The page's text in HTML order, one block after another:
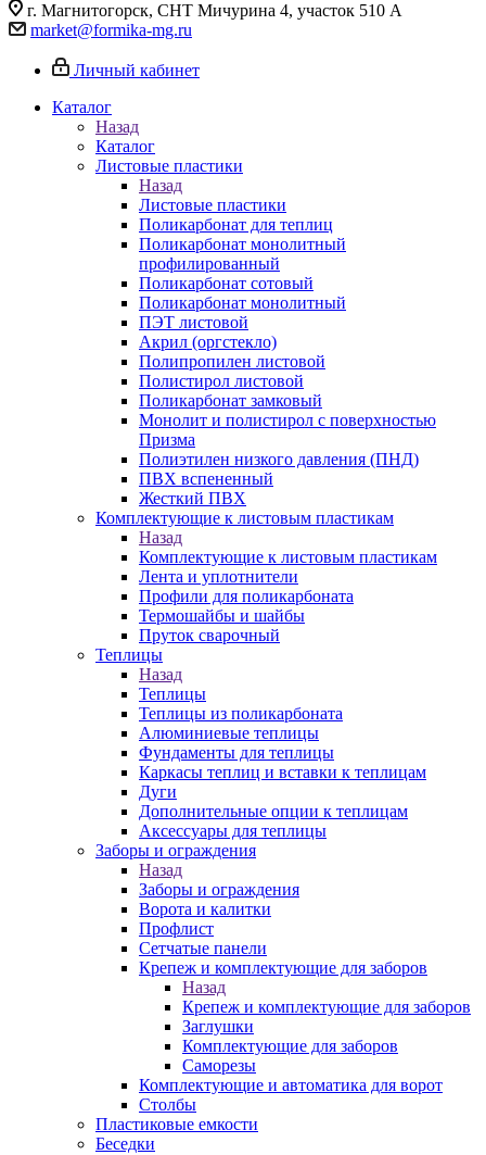
г. Магнитогорск, СНТ Мичурина 4, участок 510 А
market@formika-mg.ru
Личный кабинет
Каталог
Назад
Каталог
Листовые пластики
Назад
Листовые пластики
Поликарбонат для теплиц
Поликарбонат монолитный
профилированный
Поликарбонат сотовый
Поликарбонат монолитный
ПЭТ листовой
Акрил (оргстекло)
Полипропилен листовой
Полистирол листовой
Поликарбонат замковый
Монолит и полистирол с поверхностью
Призма
Полиэтилен низкого давления (ПНД)
ПВХ вспененный
Жесткий ПВХ
Комплектующие к листовым пластикам
Назад
Комплектующие к листовым пластикам
Лента и уплотнители
Профили для поликарбоната
Термошайбы и шайбы
Пруток сварочный
Теплицы
Назад
Теплицы
Теплицы из поликарбоната
Алюминиевые теплицы
Фундаменты для теплицы
Каркасы теплиц и вставки к теплицам
Дуги
Дополнительные опции к теплицам
Аксессуары для теплицы
Заборы и ограждения
Назад
Заборы и ограждения
Ворота и калитки
Профлист
Сетчатые панели
Крепеж и комплектующие для заборов
Назад
Крепеж и комплектующие для заборов
Заглушки
Комплектующие для заборов
Саморезы
Комплектующие и автоматика для ворот
Столбы
Пластиковые емкости
Беседки